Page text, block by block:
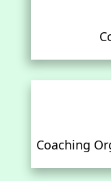
Coaching